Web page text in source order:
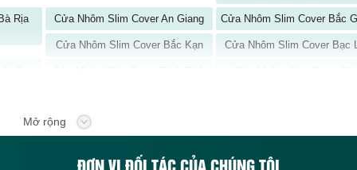
Rịa Cửa Nhôm Slim Cover An Giang Cửa Nhôm Slim Cover Bắc
Cửa Nhôm Slim Cover Bắc Kạn Cửa Nhôm Slim Cover Bạc
Cửa Nhôm Slim Cover Cần Thơ
Lắk Cửa Nhôm Slim Cover Đắk Nông Cửa Nhôm Slim Cover Điện
Cửa Nhôm Slim Cover Gia Lai Cửa Nhôm Slim Cover Hà
Mở rộng
ĐƠN VỊ ĐỐI TÁC CỦA CHÚNG TÔI